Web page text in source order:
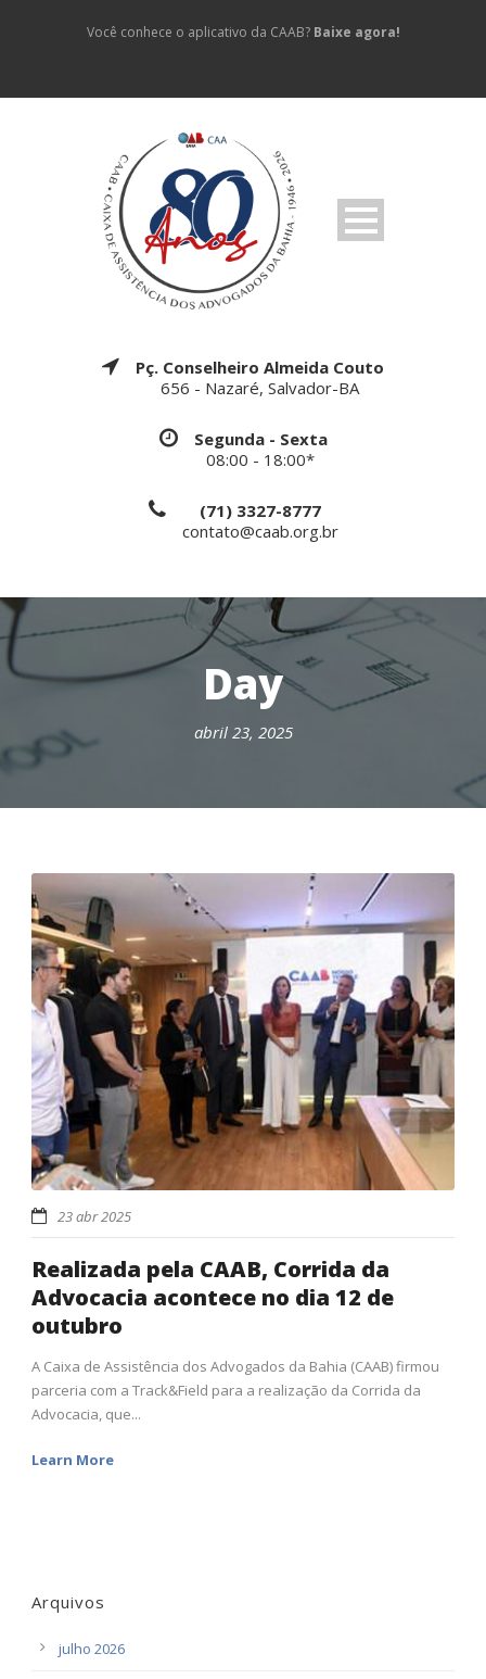
Você conhece o aplicativo da CAAB? Baixe agora!
Pç. Conselheiro Almeida Couto
656 - Nazaré, Salvador-BA
Segunda - Sexta
08:00 - 18:00*
(71) 3327-8777
contato@caab.org.br
Day
abril 23, 2025
23 abr 2025
Realizada pela CAAB, Corrida da
Advocacia acontece no dia 12 de
outubro
A Caixa de Assistência dos Advogados da Bahia (CAAB) firmou
parceria com a Track&Field para a realização da Corrida da
Advocacia, que...
Learn More
Arquivos
julho 2026